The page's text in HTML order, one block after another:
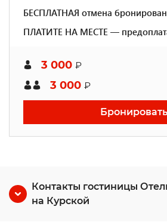
БЕСПЛАТНАЯ отмена
ПЛАТИТЕ НА МЕСТЕ —
3 000 ₽
3 000 ₽
Бронировать
Контакты гостиницы
на Курской